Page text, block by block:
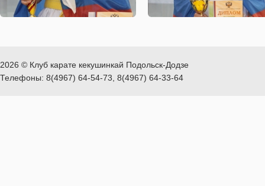
2026 © Клуб карате кекушинкай Подольск-Додзе
Телефоны: 8(4967) 64-54-73, 8(4967) 64-33-64